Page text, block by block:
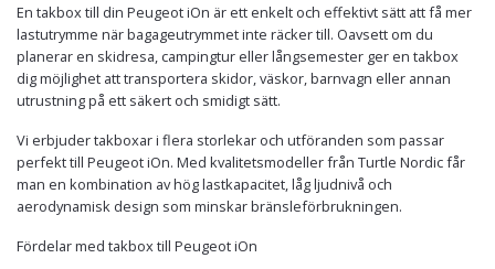
En takbox till din Peugeot iOn är ett enkelt och effektivt sätt att få mer
lastutrymme när bagageutrymmet inte räcker till. Oavsett om du
planerar en skidresa, campingtur eller långsemester ger en takbox
dig möjlighet att transportera skidor, väskor, barnvagn eller annan
utrustning på ett säkert och smidigt sätt.
Vi erbjuder takboxar i flera storlekar och utföranden som passar
perfekt till Peugeot iOn. Med kvalitetsmodeller från Turtle Nordic får
man en kombination av hög lastkapacitet, låg ljudnivå och
aerodynamisk design som minskar bränsleförbrukningen.
Fördelar med takbox till Peugeot iOn